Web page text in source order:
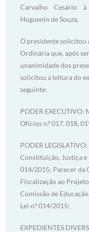
Carvalho Cesário
Huguenin de Souza.
O presidente solicitou
Ordinária que, após
unanimidade dos
solicitou a leitura do
seguinte:
PODER EXECUTIVO:
Ofícios n.º 017, 018,
PODER
Constituição, Justiça e
014/2015; Parecer da
Fiscalização ao
Comissão de
Lei n.º 014/2015;
EXPEDIENTES